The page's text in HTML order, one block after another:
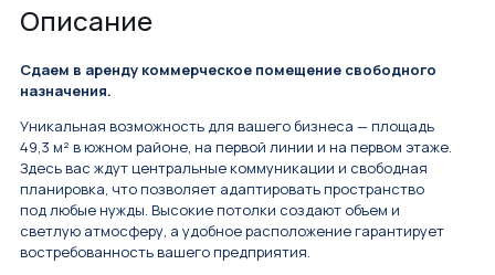
Описание
Сдаем в аренду коммерческое помещение свободного
назначения.
Уникальная возможность для вашего бизнеса — площадь
49,3 м² в южном районе, на первой линии и на первом этаже.
Здесь вас ждут центральные коммуникации и свободная
планировка, что позволяет адаптировать пространство
под любые нужды. Высокие потолки создают объем и
светлую атмосферу, а удобное расположение гарантирует
востребованность вашего предприятия.